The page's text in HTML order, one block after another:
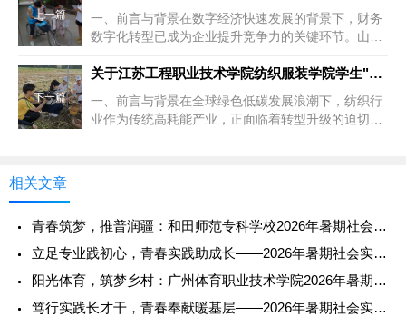
上一篇
一、前言与背景在数字经济快速发展的背景下，财务
数字化转型已成为企业提升竞争力的关键环节。山东
下一篇
关于江苏工程职业技术学院纺织服装学院学生"纺织企业
一、前言与背景在全球绿色低碳发展浪潮下，纺织行
业作为传统高耗能产业，正面临着转型升级的迫切需
相关文章
青春筑梦，推普润疆：和田师范专科学校2026年暑期社会实践纪
立足专业践初心，青春实践助成长——2026年暑期社会实践报告
阳光体育，筑梦乡村：广州体育职业技术学院2026年暑期社会实
笃行实践长才干，青春奉献暖基层——2026年暑期社会实践报告